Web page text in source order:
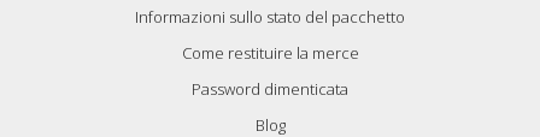
Informazioni sullo stato del pacchetto
Come restituire la merce
Password dimenticata
Blog